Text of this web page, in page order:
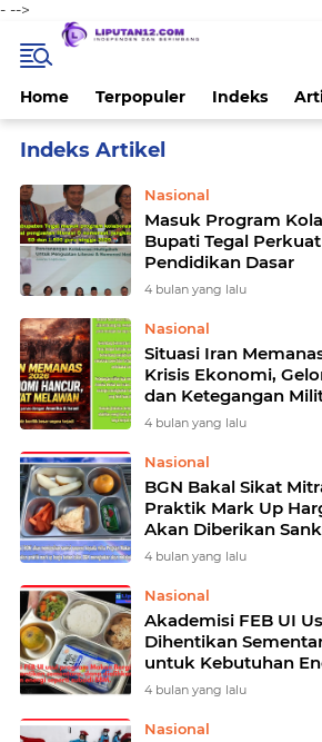
- -->
Home Terpopuler Indeks
Nasional
Masuk Program
Bupati Tegal
Pendidikan Dasar
4 bulan yang lalu
Nasional
Situasi Iran
Krisis Ekonomi,
dan Ketegangan
Ancaman
4 bulan yang lalu
Nasional
BGN Bakal Sikat
Praktik Mark Up
Akan Diberikan
4 bulan yang lalu
Nasional
Akademisi FEB UI
Dihentikan
untuk Kebutuhan
4 bulan yang lalu
Nasional